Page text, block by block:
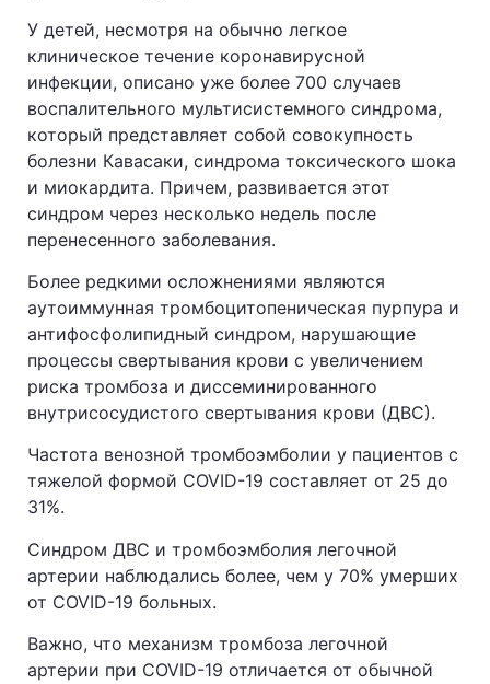
У детей, несмотря на обычно легкое
клиническое течение коронавирусной
инфекции, описано уже более 700 случаев
воспалительного мультисистемного синдрома,
который представляет собой совокупность
болезни Кавасаки, синдрома токсического шока
и миокардита. Причем, развивается этот
синдром через несколько недель после
перенесенного заболевания.
Более редкими осложнениями являются
аутоиммунная тромбоцитопеническая пурпура и
антифосфолипидный синдром, нарушающие
процессы свертывания крови с увеличением
риска тромбоза и диссеминированного
внутрисосудистого свертывания крови (ДВС).
Частота венозной тромбоэмболии у пациентов с
тяжелой формой COVID-19 составляет от 25 до
31%.
Синдром ДВС и тромбоэмболия легочной
артерии наблюдались более, чем у 70% умерших
от COVID-19 больных.
Важно, что механизм тромбоза легочной
артерии при COVID-19 отличается от обычной